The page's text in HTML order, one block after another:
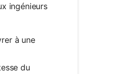
ingénieurs
à une
du